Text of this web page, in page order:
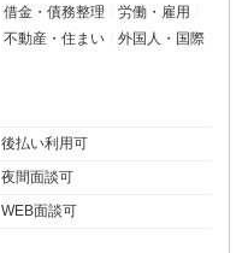
借金・債務整理
労働・雇用
不動産・住まい
外国人・国際
後払い利用可
夜間面談可
WEB面談可